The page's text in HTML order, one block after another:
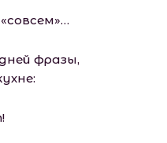
фразы,